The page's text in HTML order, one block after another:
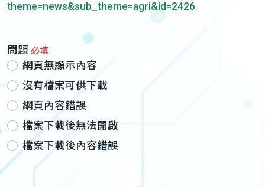
theme=news&sub_theme=agri&id=2426
問題 必填
網頁無顯示內容
沒有檔案可供下載
網頁內容錯誤
檔案下載後無法開啟
檔案下載後內容錯誤